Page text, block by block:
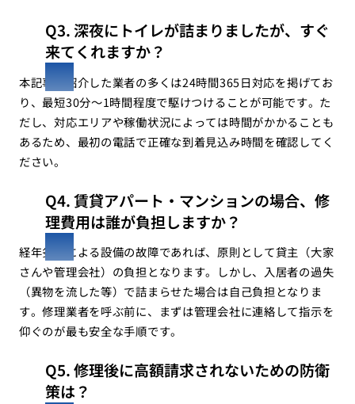
Q3. 深夜にトイレが詰まりましたが、すぐ
来てくれますか？
本記事で紹介した業者の多くは24時間365日対応を掲げてお
り、最短30分〜1時間程度で駆けつけることが可能です。た
だし、対応エリアや稼働状況によっては時間がかかることも
あるため、最初の電話で正確な到着見込み時間を確認してく
ださい。
Q4. 賃貸アパート・マンションの場合、修
理費用は誰が負担しますか？
経年劣化による設備の故障であれば、原則として貸主（大家
さんや管理会社）の負担となります。しかし、入居者の過失
（異物を流した等）で詰まらせた場合は自己負担となりま
す。修理業者を呼ぶ前に、まずは管理会社に連絡して指示を
仰ぐのが最も安全な手順です。
Q5. 修理後に高額請求されないための防衛
策は？